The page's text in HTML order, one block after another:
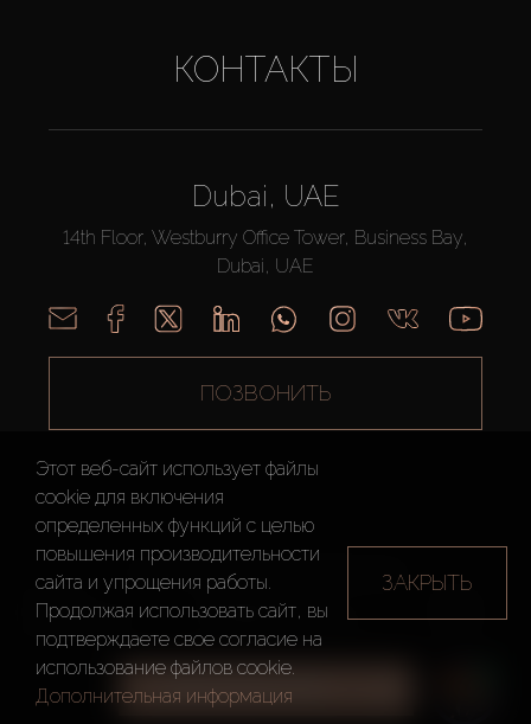
ВСЕ ФИЛЬТРЫ
КОНТАКТЫ
Dubai, UAE
14th Floor, Westburry Office Tower, Business Bay,
Dubai, UAE
ПОЗВОНИТЬ
AX CAPITAL ©2026 Все Права Защищены
Условия
использования
конфиденциальности
сайта
Этот веб-сайт использует файлы
cookie для включения
определенных функций c целью
повышения производительности
сайта и упрощения работы.
Продолжая использовать сайт, вы
подтверждаете свое согласие на
использование файлов cookie.
Дополнительная информация
ЗАКРЫТЬ